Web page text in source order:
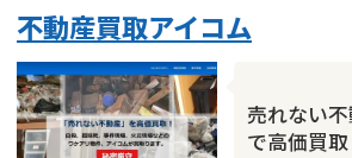
不動産買取アイコム
売れない
で高価買取